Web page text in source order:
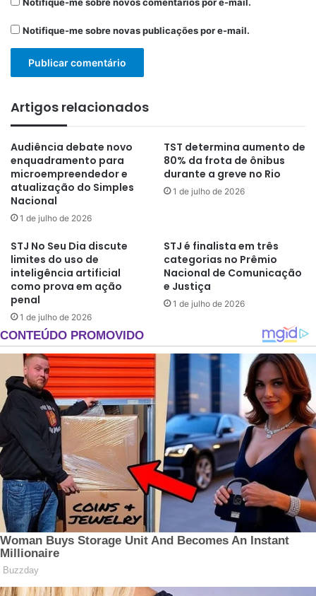
Notifique-me sobre novos comentários por e-mail.
Notifique-me sobre novas publicações por e-mail.
Artigos relacionados
Audiência debate novo
enquadramento para
microempreendedor e
atualização do Simples
Nacional
1 de julho de 2026
TST determina aumento de
80% da frota de ônibus
durante a greve no Rio
1 de julho de 2026
STJ No Seu Dia discute
limites do uso de
inteligência artificial
como prova em ação
penal
1 de julho de 2026
STJ é finalista em três
categorias no Prêmio
Nacional de Comunicação
e Justiça
1 de julho de 2026